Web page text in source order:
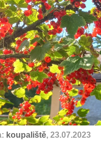
koupaliště, 23.07.2023